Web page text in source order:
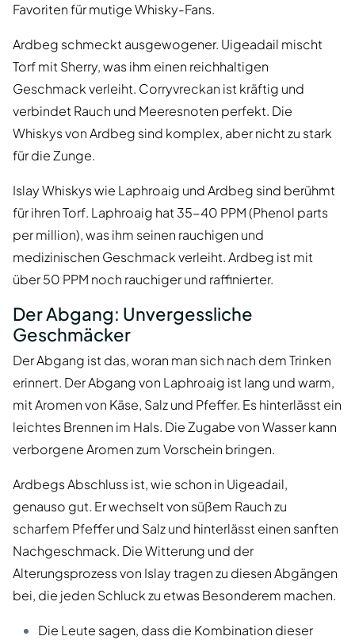
Favoriten für mutige Whisky-Fans.
Ardbeg schmeckt ausgewogener. Uigeadail mischt
Torf mit Sherry, was ihm einen reichhaltigen
Geschmack verleiht. Corryvreckan ist kräftig und
verbindet Rauch und Meeresnoten perfekt. Die
Whiskys von Ardbeg sind komplex, aber nicht zu stark
für die Zunge.
Islay Whiskys wie Laphroaig und Ardbeg sind berühmt
für ihren Torf. Laphroaig hat 35-40 PPM (Phenol parts
per million), was ihm seinen rauchigen und
medizinischen Geschmack verleiht. Ardbeg ist mit
über 50 PPM noch rauchiger und raffinierter.
Der Abgang: Unvergessliche
Geschmäcker
Der Abgang ist das, woran man sich nach dem Trinken
erinnert. Der Abgang von Laphroaig ist lang und warm,
mit Aromen von Käse, Salz und Pfeffer. Es hinterlässt ein
leichtes Brennen im Hals. Die Zugabe von Wasser kann
verborgene Aromen zum Vorschein bringen.
Ardbegs Abschluss ist, wie schon in Uigeadail,
genauso gut. Er wechselt von süßem Rauch zu
scharfem Pfeffer und Salz und hinterlässt einen sanften
Nachgeschmack. Die Witterung und der
Alterungsprozess von Islay tragen zu diesen Abgängen
bei, die jeden Schluck zu etwas Besonderem machen.
Die Leute sagen, dass die Kombination dieser